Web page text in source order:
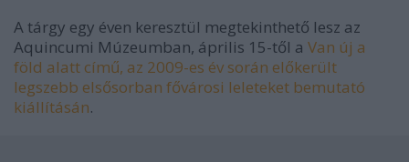
A tárgy egy éven keresztül megtekinthető lesz az
Aquincumi Múzeumban, április 15-től a Van új a
föld alatt című, az 2009-es év során előkerült
legszebb elsősorban fővárosi leleteket bemutató
kiállításán.